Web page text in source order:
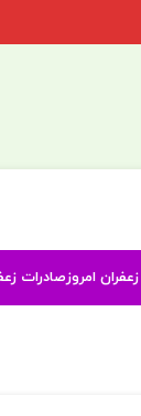
امروزصادرات